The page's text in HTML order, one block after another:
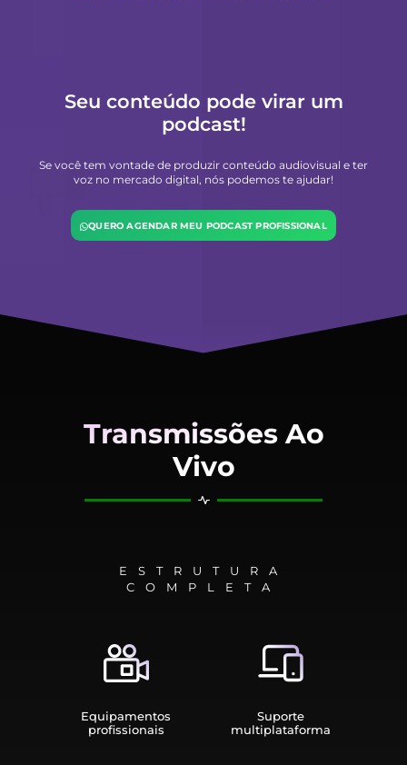
Seu conteúdo pode virar um
podcast!
Se você tem vontade de produzir conteúdo audiovisual e ter
voz no mercado digital, nós podemos te ajudar!
QUERO AGENDAR MEU PODCAST PROFISSIONAL
Transmissões Ao
Vivo
ESTRUTURA
COMPLETA
Equipamen­tos
profissionais
Suporte
multiplata­forma